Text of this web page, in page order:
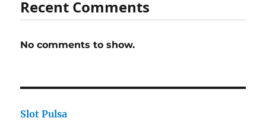
Recent Comments
No comments to show.
Slot Pulsa